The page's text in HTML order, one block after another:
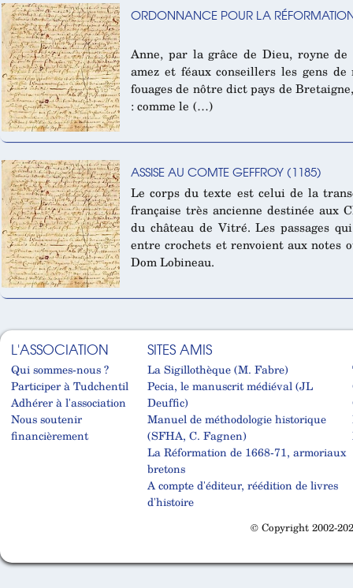
ORDONNANCE POUR LA
Anne, par la grâce de Dieu, royne de
amez et féaux conseillers les gens
fouages de nôtre dict pays de
: comme le (…)
ASSISE AU COMTE GEFFROY (1185)
Le corps du texte est celui de la
française très ancienne destinée aux
du château de Vitré. Les passages
entre crochets et renvoient aux notes
Dom Lobineau.
L'ASSOCIATION
Qui sommes-nous ?
Participer à Tudchentil
Adhérer à l'association
Nous soutenir
financièrement
SITES AMIS
La Sigillothèque (M. Fabre)
Pecia, le manuscrit médiéval (JL
Deuffic)
Manuel de méthodologie historique
(SFHA, C. Fagnen)
La Réformation de 1668-71, armoriaux
bretons
A compte d'éditeur, réédition de livres
d'histoire
© Copyright 2002-